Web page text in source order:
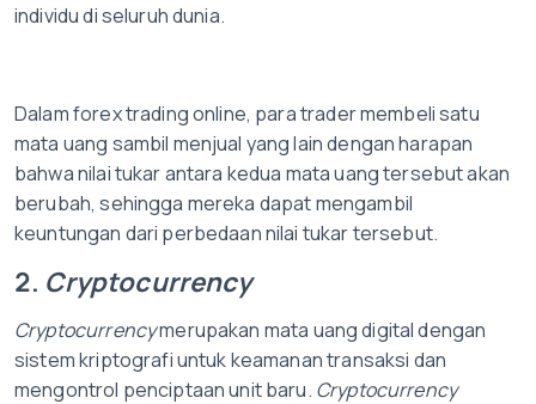
individu di seluruh dunia.
Dalam forex trading online, para trader membeli satu
mata uang sambil menjual yang lain dengan harapan
bahwa nilai tukar antara kedua mata uang tersebut akan
berubah, sehingga mereka dapat mengambil
keuntungan dari perbedaan nilai tukar tersebut.
2. Cryptocurrency
Cryptocurrencymerupakan mata uang digital dengan
sistem kriptografi untuk keamanan transaksi dan
mengontrol penciptaan unit baru. Cryptocurrency